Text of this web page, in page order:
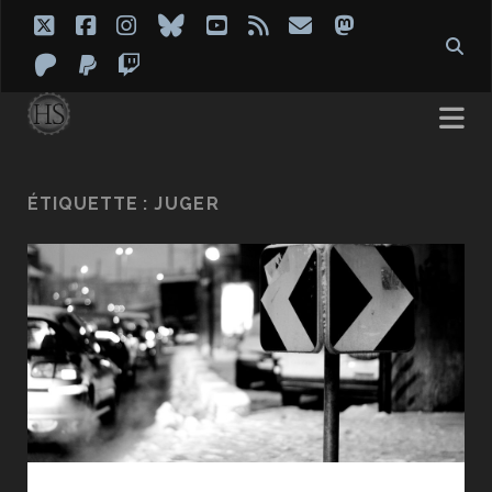
twitterfacebook
instagram
blueskyyoutube
rss emailmastodon
patreon
paypal
ÉTIQUETTE :JUGER